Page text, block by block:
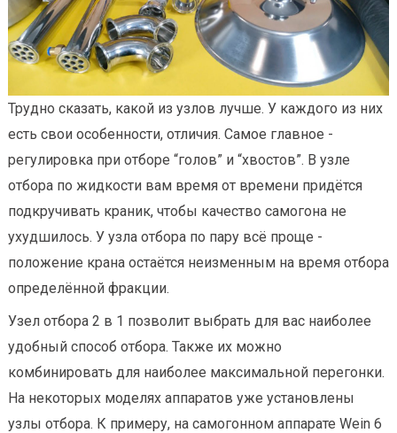
Трудно сказать, какой из узлов лучше. У каждого из них
есть свои особенности, отличия. Самое главное -
регулировка при отборе “голов” и “хвостов”. В узле
отбора по жидкости вам время от времени придётся
подкручивать краник, чтобы качество самогона не
ухудшилось. У узла отбора по пару всё проще -
положение крана остаётся неизменным на время отбора
определённой фракции.
Узел отбора 2 в 1 позволит выбрать для вас наиболее
удобный способ отбора. Также их можно
комбинировать для наиболее максимальной перегонки.
На некоторых моделях аппаратов уже установлены
узлы отбора. К примеру, на самогонном аппарате Wein 6